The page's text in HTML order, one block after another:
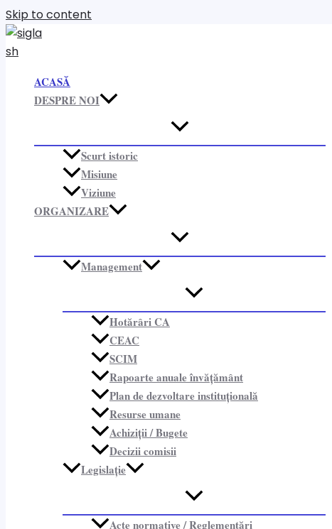
Skip to content
ACASĂ
DESPRE NOI
Scurt istoric
Misiune
Viziune
ORGANIZARE​
Management
Hotărâri CA
CEAC
SCIM
Rapoarte anuale învățământ
Plan de dezvoltare instituțională
Resurse umane
Achiziții / Bugete
Decizii comisii
Legislație
Acte normative / Reglementări